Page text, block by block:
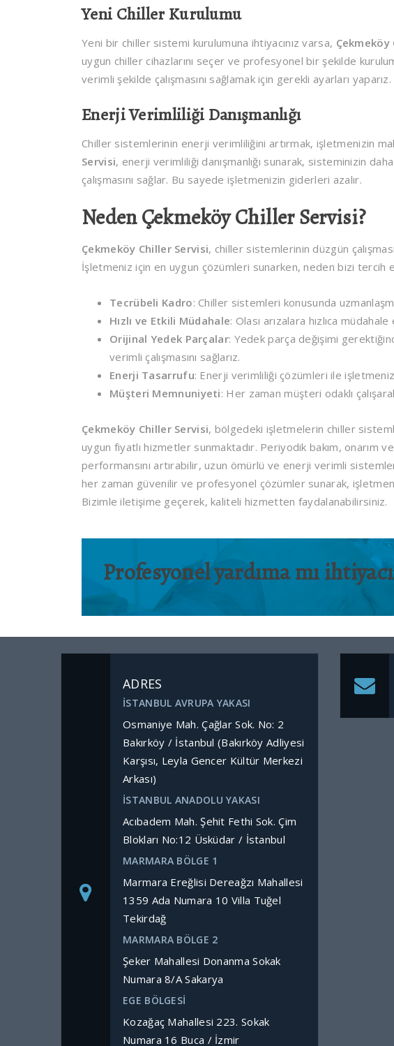
Yeni Chiller Kurulumu
Yeni bir chiller sistemi kurulumuna ihtiyacınız varsa, Çekmeköy
uygun chiller cihazlarını seçer ve profesyonel bir şekilde
verimli şekilde çalışmasını sağlamak için gerekli ayarları yaparız.
Enerji Verimliliği Danışmanlığı
Chiller sistemlerinin enerji verimliliğini artırmak, işletmenizin
Servisi, enerji verimliliği danışmanlığı sunarak, sisteminizin
çalışmasını sağlar. Bu sayede işletmenizin giderleri azalır.
Neden Çekmeköy Chiller Servisi?
Çekmeköy Chiller Servisi, chiller sistemlerinin düzgün
İşletmeniz için en uygun çözümleri sunarken, neden bizi tercih
Tecrübeli Kadro: Chiller sistemleri konusunda
Hızlı ve Etkili Müdahale: Olası arızalara hızlıca
Orijinal Yedek Parçalar: Yedek parça değişimi
verimli çalışmasını sağlarız.
Enerji Tasarrufu: Enerji verimliliği çözümleri ile
Müşteri Memnuniyeti: Her zaman müşteri odaklı
Çekmeköy Chiller Servisi, bölgedeki işletmelerin chiller
uygun fiyatlı hizmetler sunmaktadır. Periyodik bakım, onarım
performansını artırabilir, uzun ömürlü ve enerji verimli
her zaman güvenilir ve profesyonel çözümler sunarak,
Bizimle iletişime geçerek, kaliteli hizmetten faydalanabilirsiniz.
Profesyonel yardıma mı
ADRES
İSTANBUL AVRUPA YAKASI
Osmaniye Mah. Çağlar Sok. No: 2
Bakırköy / İstanbul (Bakırköy Adliyesi
Karşısı, Leyla Gencer Kültür Merkezi
Arkası)
İSTANBUL ANADOLU YAKASI
Acıbadem Mah. Şehit Fethi Sok. Çim
Blokları No:12 Üsküdar / İstanbul
MARMARA BÖLGE 1
Marmara Ereğlisi Dereağzı Mahallesi
1359 Ada Numara 10 Villa Tuğel
Tekirdağ
MARMARA BÖLGE 2
Şeker Mahallesi Donanma Sokak
Numara 8/A Sakarya
EGE BÖLGESİ
Kozağaç Mahallesi 223. Sokak
Numara 16 Buca / İzmir